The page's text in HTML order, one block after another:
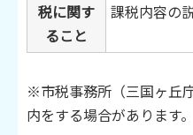
税に関す
ること
課税内容の
※市税事務所（三国ヶ丘
内をする場合があります。